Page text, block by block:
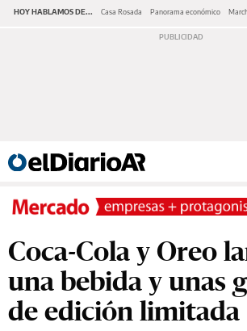
HOY HABLAMOS DE... Casa Rosada Panorama económico
Coca-Cola y Oreo
una bebida y unas
de edición limitada